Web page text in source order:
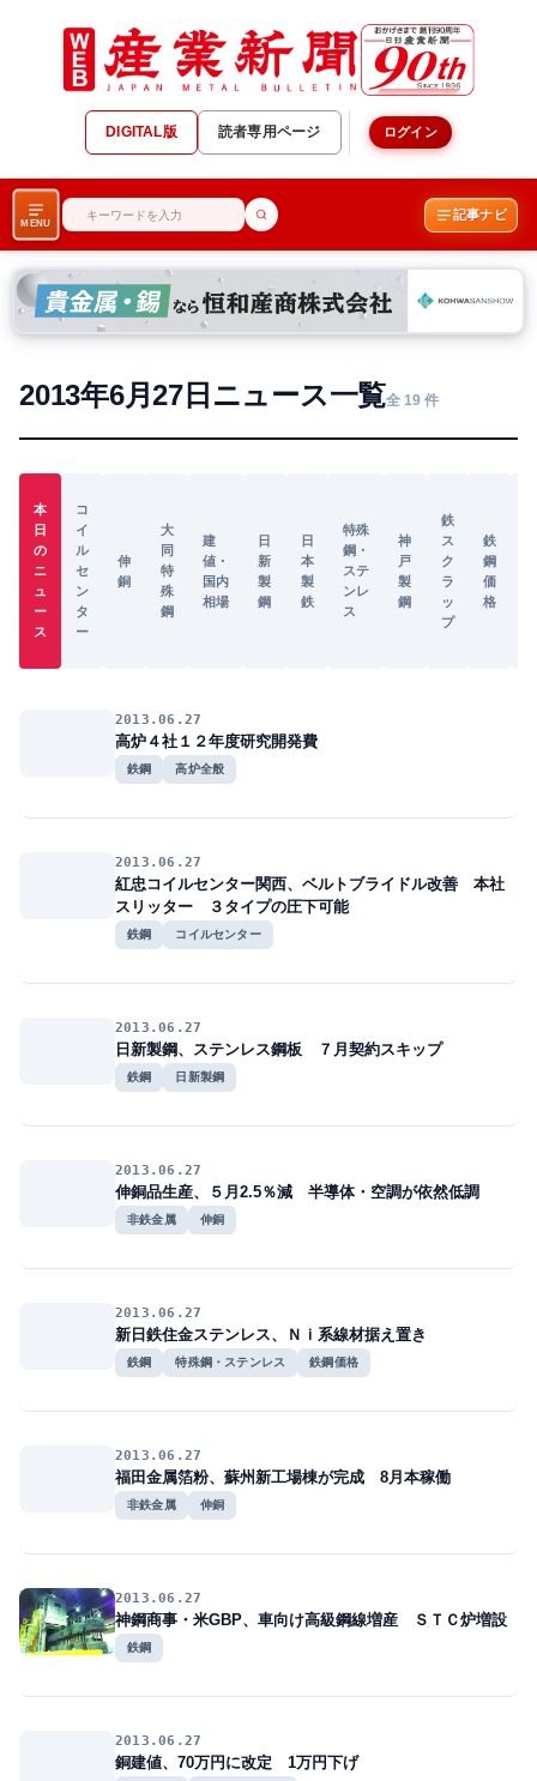
DIGITAL版 読者専用ページ ログイン
MENU
記事ナビ
2013年6月27日ニュース一覧全 19 件
本
日
の
ニ
ュ
ー
ス
コ
イ
ル
セ
ン
タ
ー
伸
銅
大
同
特
殊
鋼
建
値・
国内
相場
日
新
製
鋼
日
本
製
鉄
特殊
鋼・
ステ
ンレ
ス
神
戸
製
鋼
鉄
ス
ク
ラ
ッ
プ
鉄
鋼
価
格
2013.06.27
高炉４社１２年度研究開発費
鉄鋼 高炉全般
2013.06.27
紅忠コイルセンター関西、ベルトブライドル改善 本社
スリッター ３タイプの圧下可能
鉄鋼 コイルセンター
2013.06.27
日新製鋼、ステンレス鋼板 ７月契約スキップ
鉄鋼 日新製鋼
2013.06.27
伸銅品生産、５月2.5％減 半導体・空調が依然低調
非鉄金属 伸銅
2013.06.27
新日鉄住金ステンレス、Ｎｉ系線材据え置き
鉄鋼 特殊鋼・ステンレス 鉄鋼価格
2013.06.27
福田金属箔粉、蘇州新工場棟が完成 8月本稼働
非鉄金属 伸銅
2013.06.27
神鋼商事・米GBP、車向け高級鋼線増産 ＳＴＣ炉増設
鉄鋼
2013.06.27
銅建値、70万円に改定 1万円下げ